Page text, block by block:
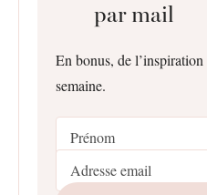
par mail
En bonus, de
semaine.